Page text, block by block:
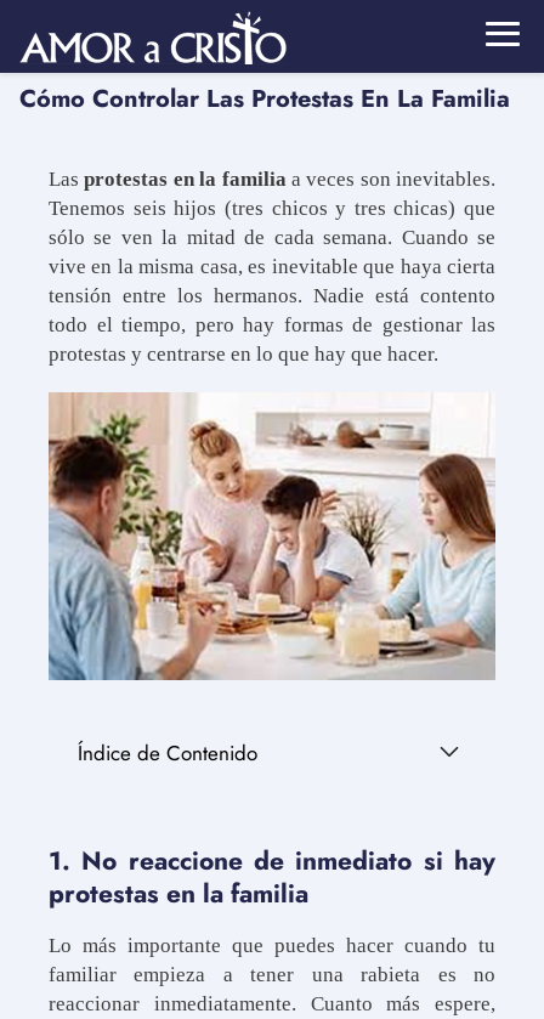
Cómo Controlar Las Protestas En La Familia
Lasprotestas en la familiaa veces son inevitables.
Tenemos seis hijos (tres chicos y tres chicas) que
sólo se ven la mitad de cada semana. Cuando se
vive en la misma casa, es inevitable que haya cierta
tensión entre los hermanos. Nadie está contento
todo el tiempo, pero hay formas de gestionar las
protestas y centrarse en lo que hay que hacer.
Índice de Contenido
1. No reaccione de inmediato si hay
protestas en la familia
Lo más importante que puedes hacer cuando tu
familiar empieza a tener una rabieta es no
reaccionar inmediatamente. Cuanto más espere,